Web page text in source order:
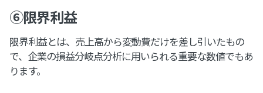
⑥限界利益
限界利益とは、売上高から変動費だけを差し引いたもの
で、企業の損益分岐点分析に用いられる重要な数値でもあ
ります。